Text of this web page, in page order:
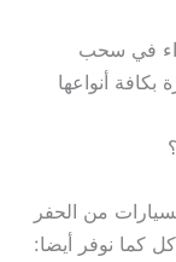
في سحب
بكافة أنواعها
من الحفر
كما نوفر أيضا: